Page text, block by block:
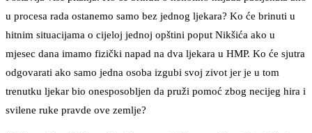
u procesa rada ostanemo samo bez jednog ljekara? Ko će brinuti u
hitnim situacijama o cijeloj jednoj opštini poput Nikšića ako u
mjesec dana imamo fizički napad na dva ljekara u HMP. Ko će sjutra
odgovarati ako samo jedna osoba izgubi svoj zivot jer je u tom
trenutku ljekar bio onesposobljen da pruži pomoć zbog necijeg hira i
svilene ruke pravde ove zemlje?